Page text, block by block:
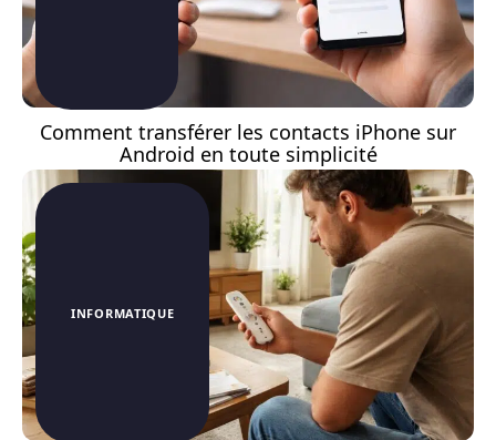
Comment transférer les contacts iPhone sur
Android en toute simplicité
INFORMATIQUE